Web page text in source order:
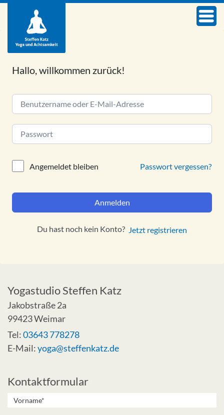
Hallo, willkommen zurück!
Alternative:
Angemeldet bleiben Passwort vergessen?
Anmelden
Du hast noch kein Konto? Jetzt registrieren
Yogastudio Steffen Katz
Jakobstraße 2a
99423 Weimar
Tel:03643 778278
E-Mail:yoga@steffenkatz.de
Kontaktformular